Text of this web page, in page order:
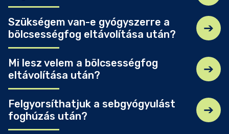
Szükségem van-e gyógyszerre a
bölcsességfog eltávolítása után?
Mi lesz velem a bölcsességfog
eltávolítása után?
Felgyorsíthatjuk a sebgyógyulást
foghúzás után?